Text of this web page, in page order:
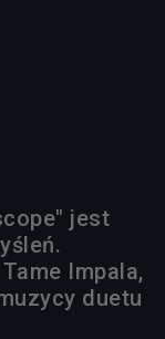
jest
Impala,
duetu